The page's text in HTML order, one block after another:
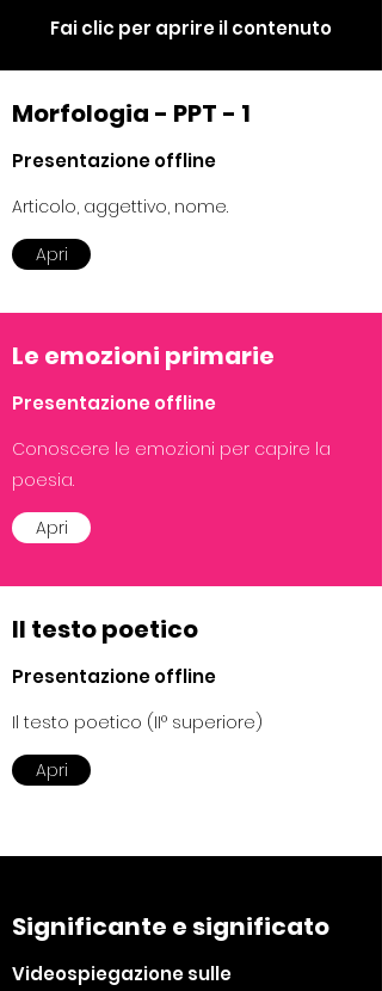
Fai clic per aprire il contenuto
Morfologia - PPT - 1
Presentazione offline
Articolo, aggettivo, nome.
Apri
Le emozioni primarie
Presentazione offline
Conoscere le emozioni per capire la
poesia.
Apri
Il testo poetico
Presentazione offline
Il testo poetico (II° superiore)
Apri
Significante e significato
Videospiegazione sulle